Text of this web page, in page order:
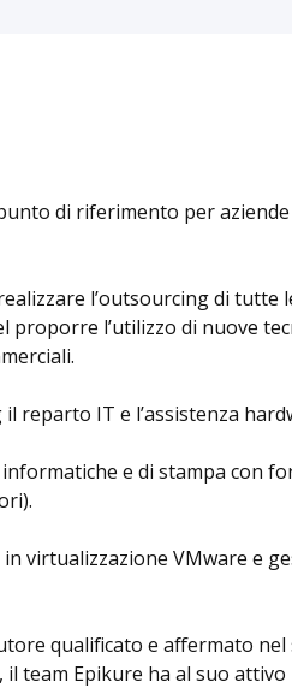
di riferimento per
l’outsourcing di
proporre l’utilizzo di nuove
reparto IT e l’assistenza
e di stampa con
virtualizzazione VMware e
qualificato e affermato
il team Epikure ha al suo